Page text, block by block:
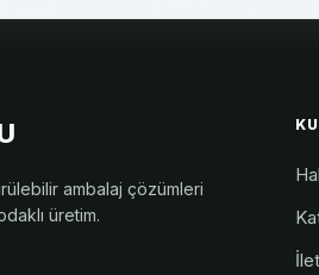
ambalaj çözümleri
üretim.